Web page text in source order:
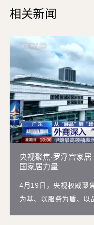
相关新闻
央视聚焦·罗浮宫家
国家居力量
4月19日，央视权威聚
为基、以服务为盾、以